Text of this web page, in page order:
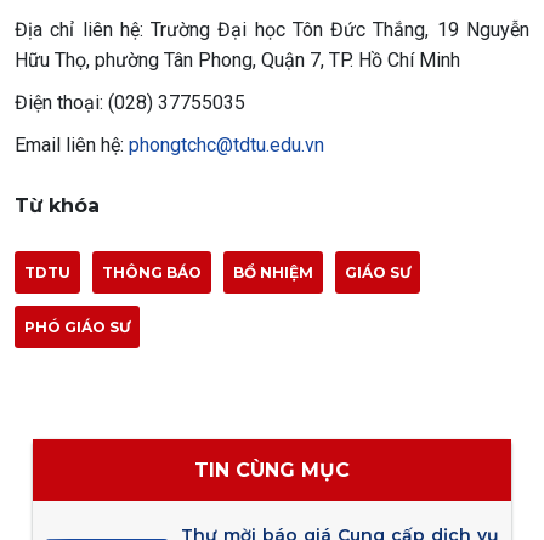
Địa chỉ liên hệ: Trường Đại học Tôn Đức Thắng, 19 Nguyễn
Hữu Thọ, phường Tân Phong, Quận 7, TP. Hồ Chí Minh
Điện thoại: (028) 37755035
Email liên hệ: phongtchc@tdtu.edu.vn
Từ khóa
TDTU THÔNG BÁO BỔ NHIỆM GIÁO SƯ
PHÓ GIÁO SƯ
TIN CÙNG MỤC
Thư mời báo giá Cung cấp dịch vụ